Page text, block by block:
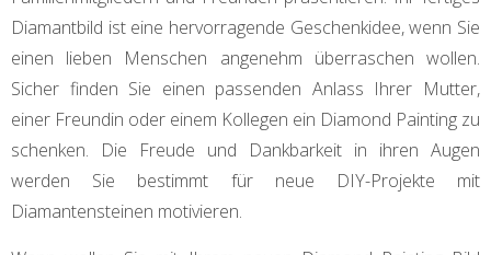
Diamantbild ist eine hervorragende Geschenkidee, wenn Sie
einen lieben Menschen angenehm überraschen wollen.
Sicher finden Sie einen passenden Anlass Ihrer Mutter,
einer Freundin oder einem Kollegen ein Diamond Painting zu
schenken. Die Freude und Dankbarkeit in ihren Augen
werden Sie bestimmt für neue DIY-Projekte mit
Diamantensteinen motivieren.